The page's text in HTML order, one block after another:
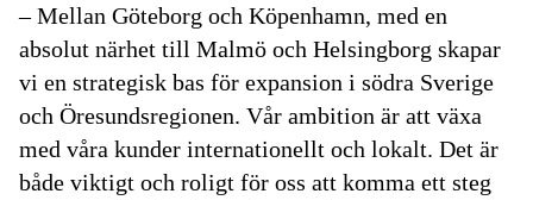
– Mellan Göteborg och Köpenhamn, med en
absolut närhet till Malmö och Helsingborg skapar
vi en strategisk bas för expansion i södra Sverige
och Öresundsregionen. Vår ambition är att växa
med våra kunder internationellt och lokalt. Det är
både viktigt och roligt för oss att komma ett steg